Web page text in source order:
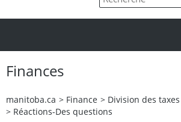
Finances
manitoba.ca > Finance > Division des taxes
> Réactions-Des questions